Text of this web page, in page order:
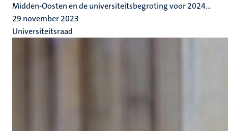
Midden-Oosten en de universiteitsbegroting voor 2024...
29 november 2023
Universiteitsraad